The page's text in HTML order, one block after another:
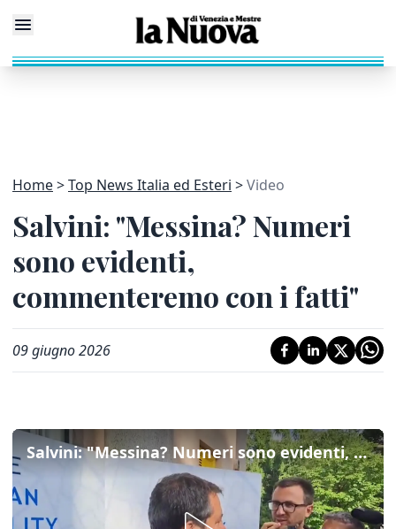
Home Top News Italia ed Esteri Video
Salvini: "Messina? Numeri
sono evidenti,
commenteremo con i fatti"
09 giugno 2026
Salvini: "Messina? Numeri sono evidenti, commenteremo con i fatti"